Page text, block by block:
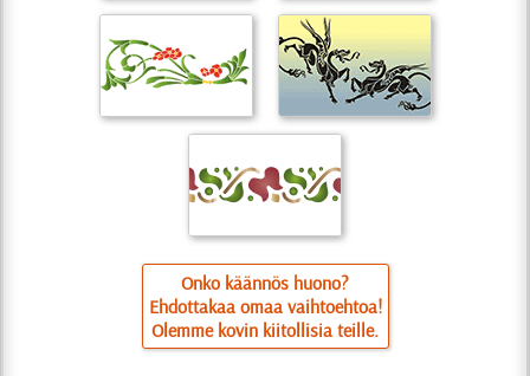
Onko käännös huono?
Ehdottakaa omaa vaihtoehtoa!
Olemme kovin kiitollisia teille.